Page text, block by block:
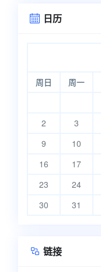
 日历
周日 周一
2
3
9
10
16
17
23
24
30
31
 链接